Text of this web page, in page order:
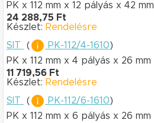
PK x 112 mm x 12 pályás x 42 mm
24 288,75 Ft
Készlet: Rendelésre
SIT
( PK-112/4-1610)
PK x 112 mm x 4 pályás x 26 mm
11 719,56 Ft
Készlet: Rendelésre
SIT
( PK-112/6-1610)
PK x 112 mm x 6 pályás x 26 mm